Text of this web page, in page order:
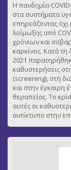
Η πανδημία
στα συστήματα
επηρεάζοντας όχι
λοίμωξης από
χρόνιων και
καρκίνος. Κατά τη
2021
καθυστερήσεις
(screening), στη
και στην έγκαιρη
θεραπείας. Το
αυτές οι
αντίκτυπο στην